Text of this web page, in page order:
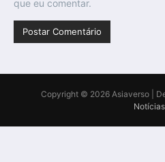
que eu comentar.
Copyright © 2026 Asiaverso |